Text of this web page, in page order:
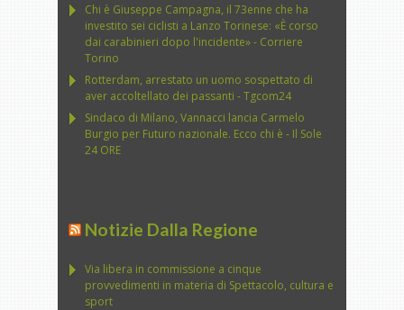
Chi è Giuseppe Campagna, il 73enne che ha
investito sei ciclisti a Lanzo Torinese: «È corso
dai carabinieri dopo l'incidente» - Corriere
Torino
Rotterdam, arrestato un uomo sospettato di
aver accoltellato dei passanti - Tgcom24
Sindaco di Milano, Vannacci lancia Carmelo
Burgio per Futuro nazionale. Ecco chi è - Il Sole
24 ORE
Notizie Dalla Regione
Via libera in commissione a cinque
provvedimenti in materia di Spettacolo, cultura e
sport